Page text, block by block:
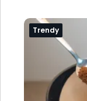
Trendy